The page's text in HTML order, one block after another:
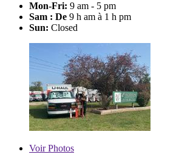
Mon-Fri: 9 am - 5 pm
Sam : De 9 h am à 1 h pm
Sun: Closed
VoirPhotos